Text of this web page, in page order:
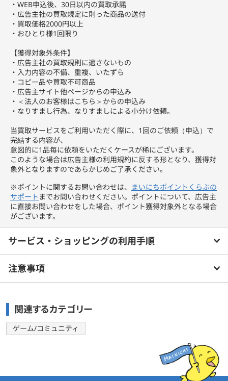
も買取可能です。
宅配買取で楽々申込から現金化までができます。
・WEB申込後、30日以内の買取承諾
・広告主社の買取規定に則った商品の送付
・買取価格2000円以上
・おひとり様1回限り
【獲得対象外条件】
・広告主社の買取規則に適さないもの
・入力内容の不備、重複、いたずら
・コピー品や買取不可商品
・広告主サイト他ページからの申込み
・＜法人のお客様はこちら＞からの申込み
・なりすまし行為、なりすましによる小分け依頼。
当買取サービスをご利用いただく際に、1回のご依頼（申込）で
完結する内容が、
意図的に1品毎に依頼をいただくケースが稀にございます。
このような場合は広告主様の利用規約に反する形となり、獲得対
象外となりますのであらかじめご了承ください。
※ポイントに関するお問い合わせは、
まいにちポイントくらぶの
サポート までお問い合わせください。ポイントについて、広告主
に直接お問い合わせをした場合、ポイント獲得対象外となる場合
がございます。
サービス・ショッピングの利用手順
注意事項
関連するカテゴリー
ゲーム/コミュニティ